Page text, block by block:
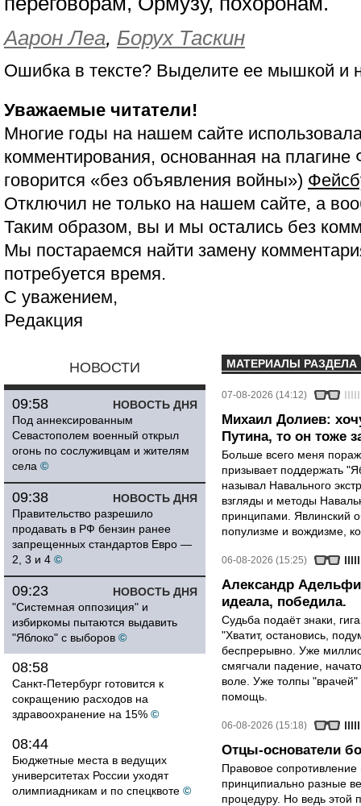
Аарон Леа, Борух Таскин
Ошибка в тексте? Выделите ее мышкой и
Уважаемые читатели!
Многие годы на нашем сайте
комментирования, основанная на
говорится «без объявления войны»)
Отключил не только на нашем сайте, а
Таким образом, вы и мы остались без
Мы постараемся найти замену
потребуется время.
С уважением,
Редакция
НОВОСТИ
НОВОСТЬ ДНЯ
09:58
Под аннексированным
Севастополем военный открыл
огонь по сослуживцам и жителям
села ©
НОВОСТЬ ДНЯ
09:38
Правительство разрешило
продавать в РФ бензин ранее
запрещенных стандартов Евро —
2, 3 и 4 ©
НОВОСТЬ ДНЯ
09:23
"Системная оппозиция" и
избиркомы пытаются выдавить
"Яблоко" с выборов ©
08:58
Санкт-Петербург готовится к
сокращению расходов на
здравоохранение на 15% ©
08:44
Бюджетные места в ведущих
университетах России уходят
олимпиадникам и по спецквоте ©
МАТЕРИАЛЫ РАЗДЕЛА
07-08-2026 (14:12)
Михаил Долиев:
Путина, то он тоже
Больше всего меня
призывает поддержать
называл Навального
взгляды и методы
принципами. Явлинский
популизме и вождизме,
06-08-2026 (15:25)
Александр
идеала, победила.
Судьба подаёт знаки,
"Хватит, остановись,
беспрерывно. Уже
смягчали падение,
воле. Уже толпы
помощь.
06-08-2026 (15:18)
Отцы-основатели
Правовое
принципиально разные
процедуру. Но ведь этой